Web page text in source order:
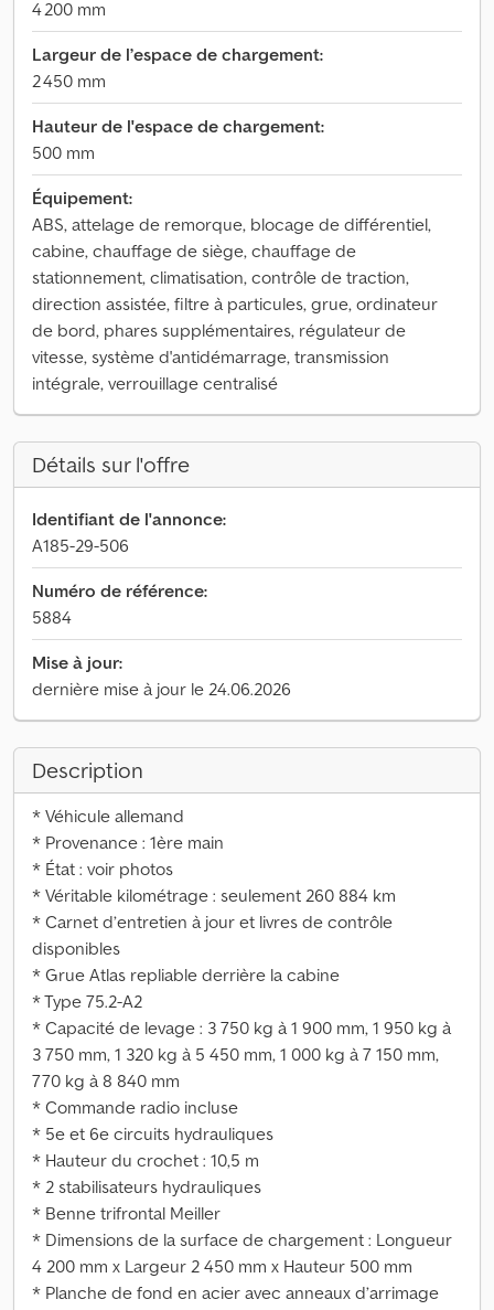
4 200 mm
Largeur de l’espace de chargement:
2 450 mm
Hauteur de l'espace de chargement:
500 mm
Équipement:
ABS, attelage de remorque, blocage de différentiel,
cabine, chauffage de siège, chauffage de
stationnement, climatisation, contrôle de traction,
direction assistée, filtre à particules, grue, ordinateur
de bord, phares supplémentaires, régulateur de
vitesse, système d'antidémarrage, transmission
intégrale, verrouillage centralisé
Détails sur l'offre
Identifiant de l'annonce:
A185-29-506
Numéro de référence:
5884
Mise à jour:
dernière mise à jour le 24.06.2026
Description
* Véhicule allemand
* Provenance : 1ère main
* État : voir photos
* Véritable kilométrage : seulement 260 884 km
* Carnet d’entretien à jour et livres de contrôle
disponibles
* Grue Atlas repliable derrière la cabine
* Type 75.2-A2
* Capacité de levage : 3 750 kg à 1 900 mm, 1 950 kg à
3 750 mm, 1 320 kg à 5 450 mm, 1 000 kg à 7 150 mm,
770 kg à 8 840 mm
* Commande radio incluse
* 5e et 6e circuits hydrauliques
* Hauteur du crochet : 10,5 m
* 2 stabilisateurs hydrauliques
* Benne trifrontal Meiller
* Dimensions de la surface de chargement : Longueur
4 200 mm x Largeur 2 450 mm x Hauteur 500 mm
* Planche de fond en acier avec anneaux d’arrimage